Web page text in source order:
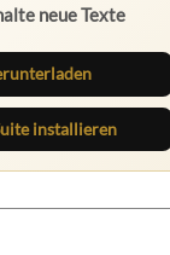
neue Texte
installieren